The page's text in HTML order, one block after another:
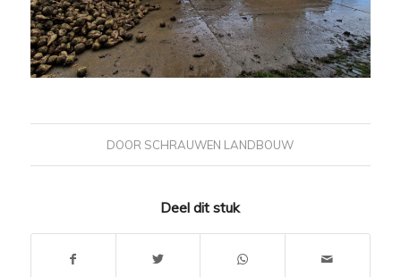
DOOR SCHRAUWEN LANDBOUW
Deel dit stuk